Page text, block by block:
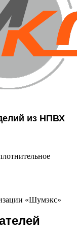
из НПВХ
«Шумэкс»